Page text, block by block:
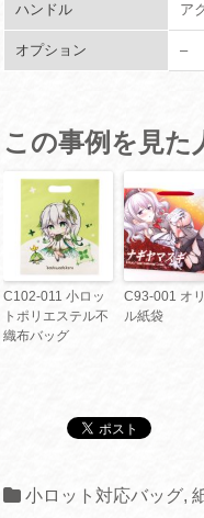
ハンドル ア
オプション –
この事例を見た
C102-011 小ロッ
トポリエステル不
織布バッグ
C93-001 オ
ル紙袋
小ロット対応バッグ,